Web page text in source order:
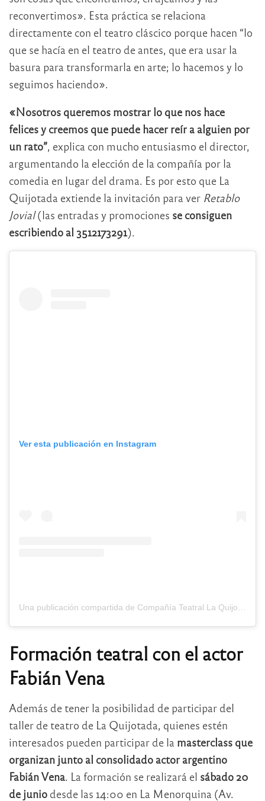
reconvertimos». Esta práctica se relaciona
directamente con el teatro cláscico porque hacen “lo
que se hacía en el teatro de antes, que era usar la
basura para transformarla en arte; lo hacemos y lo
seguimos haciendo».
«Nosotros queremos mostrar lo que nos hace
felices y creemos que puede hacer reír a alguien por
un rato” , explica con mucho entusiasmo el director,
argumentando la elección de la compañía por la
comedia en lugar del drama. Es por esto que La
Quijotada extiende la invitación para ver Retablo
Jovial(las entradas y promociones se consiguen
escribiendo al 3512173291).
Ver esta publicación en Instagram
Formación teatral con el actor
Fabián Vena
Además de tener la posibilidad de participar del
taller de teatro de La Quijotada, quienes estén
interesados pueden participar de la masterclass que
organizan junto al consolidado actor argentino
Fabián Vena. La formación se realizará el sábado 20
de junio desde las 14:00 en La Menorquina (Av.